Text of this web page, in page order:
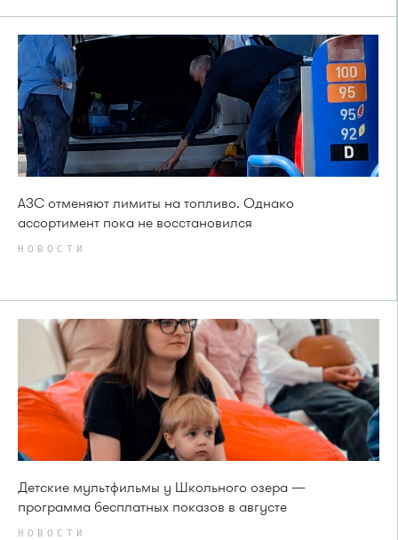
АЗС отменяют лимиты на топливо. Однако
ассортимент пока не восстановился
НОВОСТИ
Детские мультфильмы у Школьного озера —
программа бесплатных показов в августе
НОВОСТИ